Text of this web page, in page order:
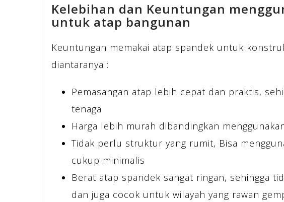
Kelebihan dan Keuntungan
untuk atap bangunan
Keuntungan memakai atap spandek untuk
diantaranya :
Pemasangan atap lebih cepat dan praktis,
tenaga
Harga lebih murah dibandingkan
Tidak perlu struktur yang rumit, Bisa
cukup minimalis
Berat atap spandek sangat ringan, sehingga
dan juga cocok untuk wilayah yang rawan